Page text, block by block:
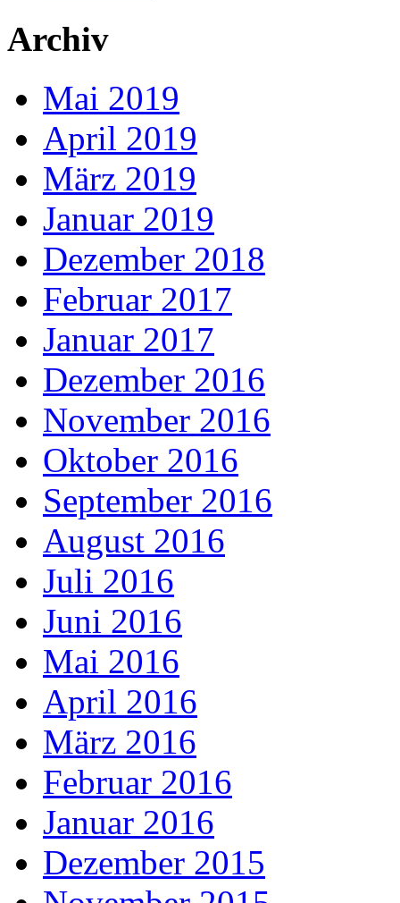
Archiv
Mai 2019
April 2019
März 2019
Januar 2019
Dezember 2018
Februar 2017
Januar 2017
Dezember 2016
November 2016
Oktober 2016
September 2016
August 2016
Juli 2016
Juni 2016
Mai 2016
April 2016
März 2016
Februar 2016
Januar 2016
Dezember 2015